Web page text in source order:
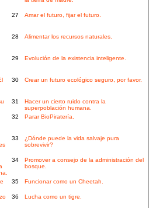
27 Amar el futuro, fijar el futuro.
28 Alimentar los recursos naturales.
29 Evolución de la existencia inteligente.
30 Crear un futuro ecológico seguro, por favor.
31
Hacer un cierto ruido contra la
superpoblación humana.
32 Parar BioPiratería.
33
¿Dónde puede la vida salvaje pura
sobrevivir?
34
Promover a consejo de la administración del
bosque.
35 Funcionar como un Cheetah.
36 Lucha como un tigre.